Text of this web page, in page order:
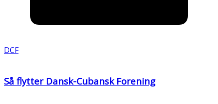
DCF
Så flytter Dansk-Cubansk Forening